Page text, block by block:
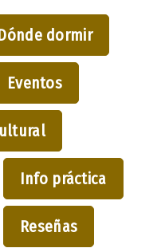
dormir
Eventos
Info práctica
Reseñas